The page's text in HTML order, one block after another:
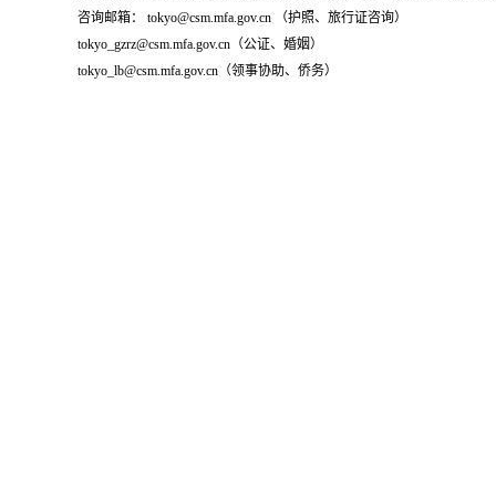
咨询邮箱： tokyo@csm.mfa.gov.cn （护照、旅行证咨询）
tokyo_gzrz@csm.mfa.gov.cn（公证、婚姻）
tokyo_lb@csm.mfa.gov.cn（领事协助、侨务）